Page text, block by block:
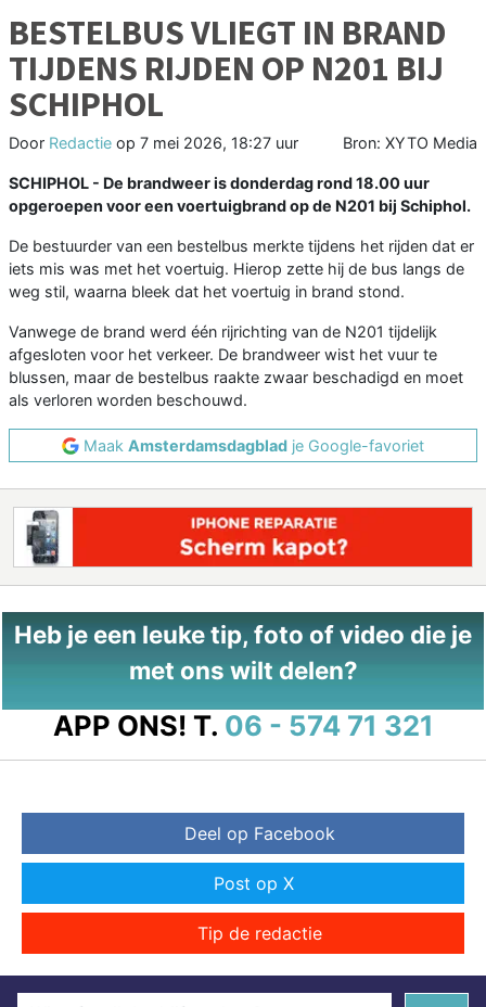
BESTELBUS VLIEGT IN BRAND
TIJDENS RIJDEN OP N201 BIJ
SCHIPHOL
Door Redactie op 7 mei 2026, 18:27 uur Bron: XYTO Media
SCHIPHOL - De brandweer is donderdag rond 18.00 uur
opgeroepen voor een voertuigbrand op de N201 bij Schiphol.
De bestuurder van een bestelbus merkte tijdens het rijden dat er
iets mis was met het voertuig. Hierop zette hij de bus langs de
weg stil, waarna bleek dat het voertuig in brand stond.
Vanwege de brand werd één rijrichting van de N201 tijdelijk
afgesloten voor het verkeer. De brandweer wist het vuur te
blussen, maar de bestelbus raakte zwaar beschadigd en moet
als verloren worden beschouwd.
Maak Amsterdamsdagblad je Google-favoriet
Heb je een leuke tip, foto of video die je
met ons wilt delen?
APP ONS! T. 06 - 574 71 321
Deel op Facebook
Post op X
Tip de redactie